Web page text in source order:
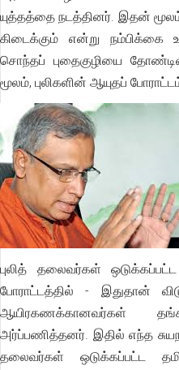
யுத்தத்தை நடத்தினர். இதன்
கிடைக்கும் என்று நம்பிக்கை
சொந்தப் புதைகுழியை
மூலம், புலிகளின் ஆயுதப்
புலித் தலைவர்கள்
போராட்டத்தில் - இதுதான்
ஆயிரகணக்கானவர்கள்
அர்ப்பணித்தனர். இதில் எந்த
தலைவர்கள் ஒடுக்கப்பட்ட